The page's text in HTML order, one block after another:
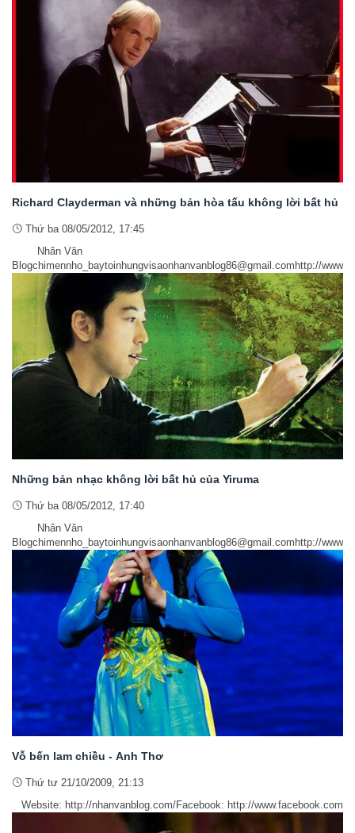
Richard Clayderman và những bản hòa tấu không lời bất hủ
Thứ ba 08/05/2012, 17:45
Nhân Văn
Blogchimennho_baytoinhungvisaonhanvanblog86@gmail.comhttp://
Những bản nhạc không lời bất hủ của Yiruma
Thứ ba 08/05/2012, 17:40
Nhân Văn
Blogchimennho_baytoinhungvisaonhanvanblog86@gmail.comhttp://
Vỗ bến lam chiều - Anh Thơ
Thứ tư 21/10/2009, 21:13
Website: http://nhanvanblog.com/Facebook: http://www.facebook.com/